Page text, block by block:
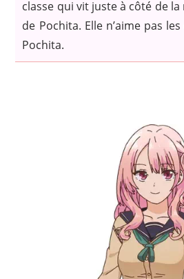
classe qui vit juste à côté de
de Pochita. Elle n’aime pas
Pochita.